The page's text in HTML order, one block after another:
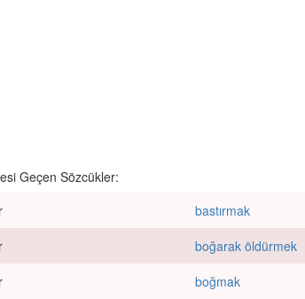
Geçen Sözcükler:
bastırmak
boğarak öldürmek
boğmak